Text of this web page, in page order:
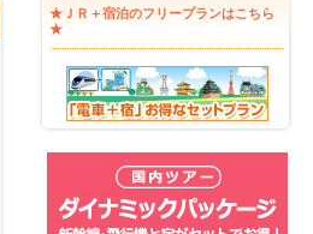
★ＪＲ＋宿泊のフリープランはこちら
★